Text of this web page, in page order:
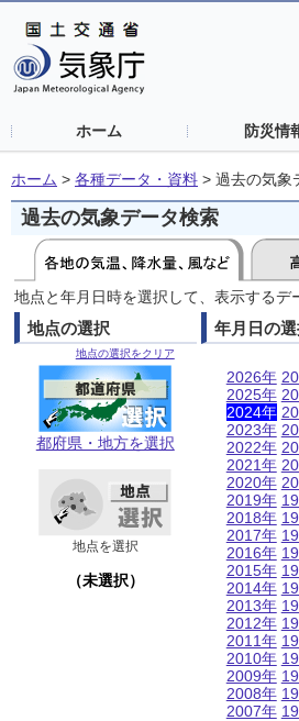
ホーム 防災情
ホーム > 各種データ・資料 > 過去の気象
過去の気象データ検索
地点と年月日時を選択して、表示する
地点の選択
地点の選択をクリア
都府県・地方を選択
地点を選択
（未選択）
年月日の選
2026年
2025年
2024年
2023年
2022年
2021年
2020年
2019年
2018年
2017年
2016年
2015年
2014年
2013年
2012年
2011年
2010年
2009年
2008年
2007年